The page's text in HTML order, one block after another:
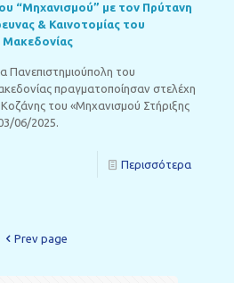
“Μηχανισμού” με τον Πρύτανη
& Καινοτομίας του
Μακεδονίας
Πανεπιστημιούπολη του
πραγματοποίησαν στελέχη
του «Μηχανισμού Στήριξης
06/2025.
Περισσότερα
Prev page